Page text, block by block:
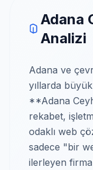
Adana
Analizi
Adana ve
yıllarda
**Adana
rekabet,
odaklı web
sadece "bir
ilerleyen